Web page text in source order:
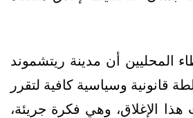
المحليين أن مدينة ريتشموند
قانونية وسياسية كافية لتقرر
الإغلاق، وهي فكرة جريئة،